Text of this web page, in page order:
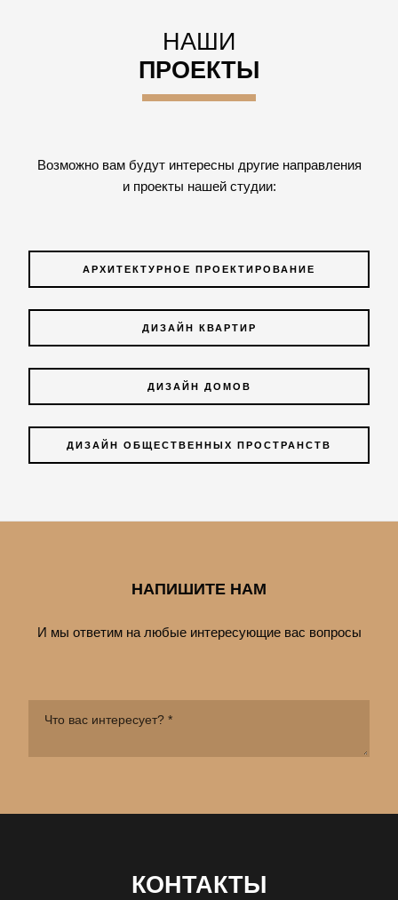
НАШИ
ПРОЕКТЫ
Возможно вам будут интересны другие направления
и проекты нашей студии:
АРХИТЕКТУРНОЕ ПРОЕКТИРОВАНИЕ
ДИЗАЙН КВАРТИР
ДИЗАЙН ДОМОВ
ДИЗАЙН ОБЩЕСТВЕННЫХ ПРОСТРАНСТВ
НАПИШИТЕ НАМ
И мы ответим на любые интересующие вас вопросы
КОНТАКТЫ